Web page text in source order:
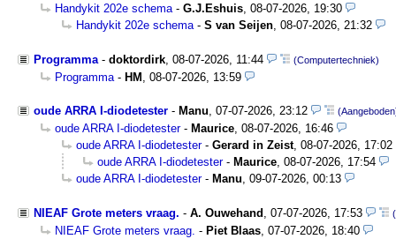
Handykit 202e schema - G.J.Eshuis 08-07-2026, 19:30
Handykit 202e schema - S van Seijen 08-07-2026, 21:32
Programma - doktordirk 08-07-2026, 11:44 (Computertechniek)
Programma - HM 08-07-2026, 13:59
oude ARRA I-diodetester - Manu, 07-07-2026, 23:12
oude ARRA I-diodetester- Maurice, 08-07-2026, 16:46
oude ARRA I-diodetester- Gerard in Zeist, 08-07-2026, 17:02
oude ARRA I-diodetester- Maurice, 08-07-2026, 17:54
oude ARRA I-diodetester- Manu, 09-07-2026, 00:13
NIEAF Grote meters vraag. - A. Ouwehand 07-07-2026, 17:53
NIEAF Grote meters vraag. - Piet Blaas 07-07-2026, 18:40